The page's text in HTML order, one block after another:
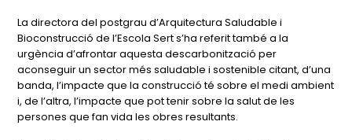
La directora del postgrau d’Arquitectura Saludable i
Bioconstrucció de l’Escola Sert s’ha referit també a la
urgència d’afrontar aquesta descarbonització per
aconseguir un sector més saludable i sostenible citant, d’una
banda, l’impacte que la construcció té sobre el medi ambient
i, de l’altra, l’impacte que pot tenir sobre la salut de les
persones que fan vida les obres resultants.